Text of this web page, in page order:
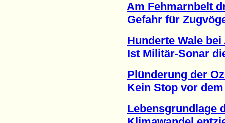
Am Fehmarnbelt
Gefahr für
Hunderte Wale
Ist Militär-Sonar die
Plünderung der
Kein Stop vor dem
Lebensgrundlage